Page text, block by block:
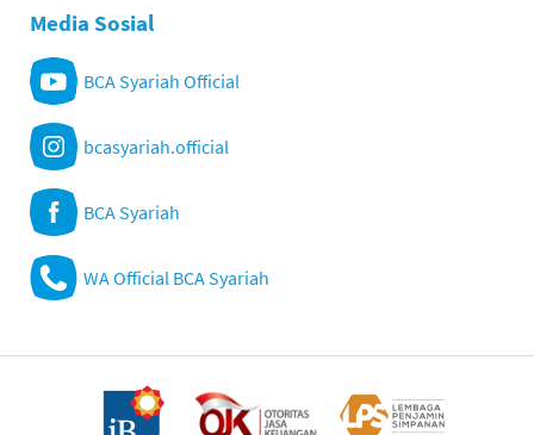
Media Sosial
BCA Syariah Official
bcasyariah.official
BCA Syariah
WA Official BCA Syariah